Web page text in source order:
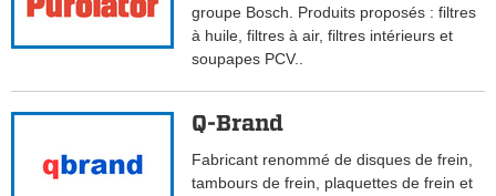
groupe Bosch. Produits proposés : filtres
à huile, filtres à air, filtres intérieurs et
soupapes PCV..
Q-Brand
Fabricant renommé de disques de frein,
tambours de frein, plaquettes de frein et